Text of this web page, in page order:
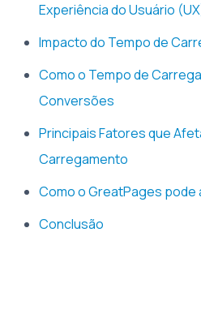
Experiência do Usuário
Impacto do Tempo de
Como o Tempo de
Conversões
Principais Fatores que
Carregamento
Como o GreatPages pode
Conclusão